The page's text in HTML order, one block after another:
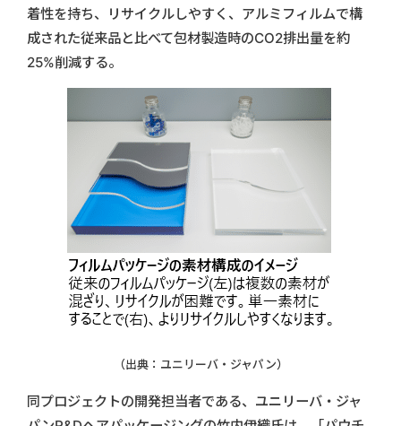
着性を持ち、リサイクルしやすく、アルミフィルムで構
成された従来品と比べて包材製造時のCO2排出量を約
25%削減する。
（出典：ユニリーバ・ジャパン）
同プロジェクトの開発担当者である、ユニリーバ・ジャ